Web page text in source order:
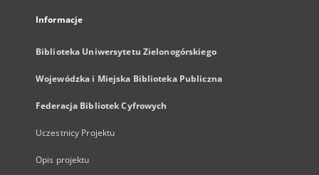
Informacje
Biblioteka Uniwersytetu Zielonogórskiego
Wojewódzka i Miejska Biblioteka Publiczna
Federacja Bibliotek Cyfrowych
Uczestnicy Projektu
Opis projektu